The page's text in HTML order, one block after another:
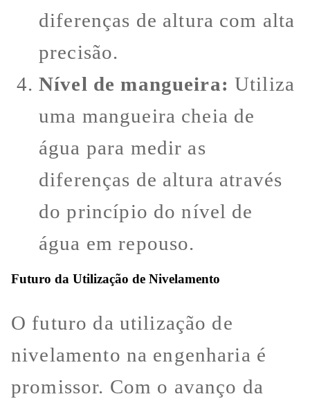
diferenças de altura com alta
precisão.
Nível de mangueira: Utiliza
uma mangueira cheia de
água para medir as
diferenças de altura através
do princípio do nível de
água em repouso.
Futuro da Utilização de Nivelamento
O futuro da utilização de
nivelamento na engenharia é
promissor. Com o avanço da